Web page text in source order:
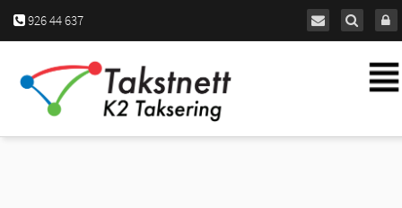
926 44 637
Navigation